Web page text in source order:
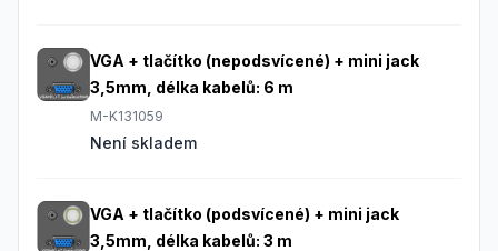
VGA + tlačítko (nepodsvícené) + mini jack
3,5mm, délka kabelů: 6 m
M-K131059
Není skladem
VGA + tlačítko (podsvícené) + mini jack
3,5mm, délka kabelů: 3 m